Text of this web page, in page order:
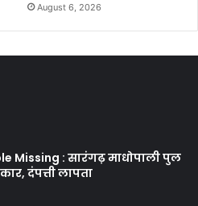
August 6, 2026
Missing : सारंगढ़ माधोपाली पुल
दंपत्ती लापता